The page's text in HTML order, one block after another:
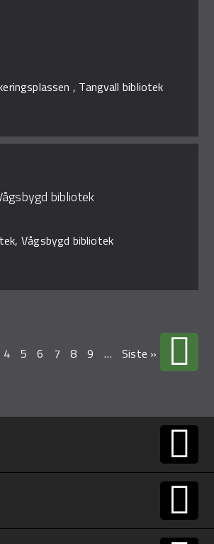
, Tangvall bibliotek
bibliotek
Vågsbygd bibliotek
4 5 6 7 8 9 … Siste »